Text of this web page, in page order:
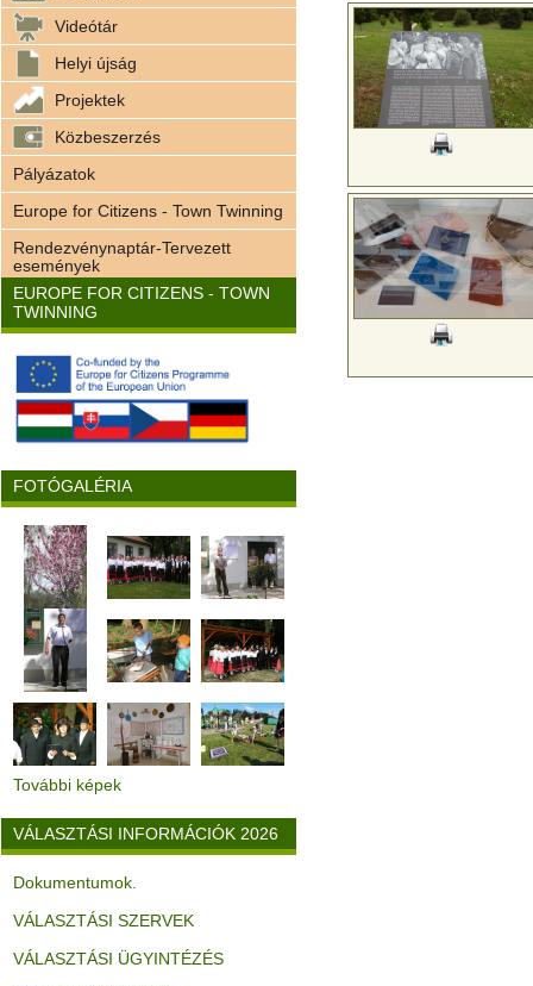
Videótár
Helyi újság
Projektek
Közbeszerzés
Pályázatok
Europe for Citizens - Town Twinning
Rendezvénynaptár-Tervezett
események
EUROPE FOR CITIZENS - TOWN
TWINNING
FOTÓGALÉRIA
További képek
VÁLASZTÁSI INFORMÁCIÓK 2026
Dokumentumok.
VÁLASZTÁSI SZERVEK
VÁLASZTÁSI ÜGYINTÉZÉS